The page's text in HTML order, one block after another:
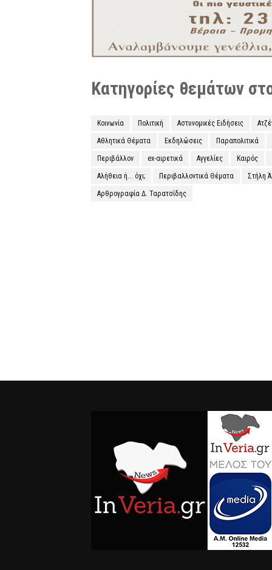
Κατηγορίες θεμάτων
Κοινωνία Πολιτική Αστυνομικές Ειδήσεις
Αθλητικά Θέματα Εκδηλώσεις Παραπολιτικά
Περιβάλλον ex-αιρετικά Αγγελίες Καιρός
Αλήθεια ή... όχι; Περιβαλλοντικά Θέματα Στήλη
Αρθρογραφία Δ. Ταρατσίδης